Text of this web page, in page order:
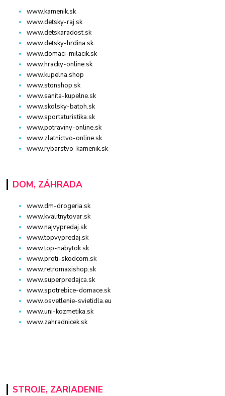
www.kamenik.sk
www.detsky-raj.sk
www.detskaradost.sk
www.detsky-hrdina.sk
www.domaci-milacik.sk
www.hracky-online.sk
www.kupelna.shop
www.stonshop.sk
www.sanita-kupelne.sk
www.skolsky-batoh.sk
www.sportaturistika.sk
www.potraviny-online.sk
www.zlatnictvo-online.sk
www.rybarstvo-kamenik.sk
DOM, ZÁHRADA
www.dm-drogeria.sk
www.kvalitnytovar.sk
www.najvypredaj.sk
www.topvypredaj.sk
www.top-nabytok.sk
www.proti-skodcom.sk
www.retromaxishop.sk
www.superpredajca.sk
www.spotrebice-domace.sk
www.osvetlenie-svietidla.eu
www.uni-kozmetika.sk
www.zahradnicek.sk
STROJE, ZARIADENIE